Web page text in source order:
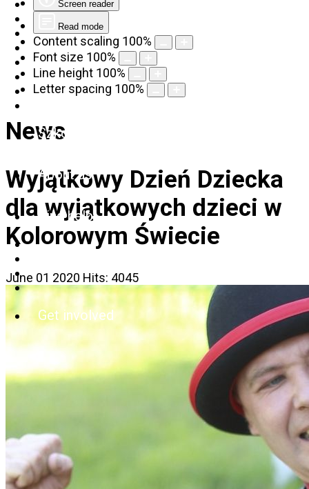
Screen reader
Read mode
Content scaling 100%
Font size 100%
Line height 100%
Letter spacing 100%
Szkolenia
About us
Find help
Get involved
News
Wyjątkowy Dzień Dziecka
dla wyjątkowych dzieci w
Kolorowym Świecie
June 01 2020 Hits: 4045